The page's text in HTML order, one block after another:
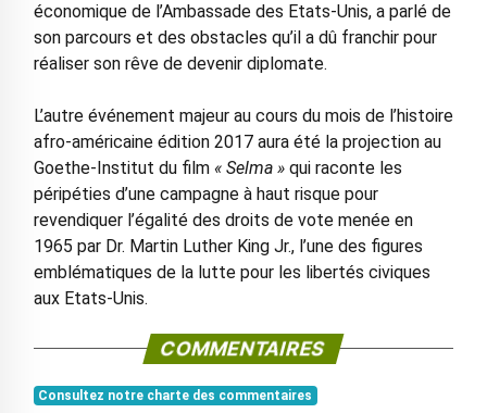
économique de l’Ambassade des Etats-Unis, a parlé de
son parcours et des obstacles qu’il a dû franchir pour
réaliser son rêve de devenir diplomate.
L’autre événement majeur au cours du mois de l’histoire
afro-américaine édition 2017 aura été la projection au
Goethe-Institut du film « Selma »qui raconte les
péripéties d’une campagne à haut risque pour
revendiquer l’égalité des droits de vote menée en
1965 par Dr. Martin Luther King Jr., l’une des figures
emblématiques de la lutte pour les libertés civiques
aux Etats-Unis.
COMMENTAIRES
Consultez notre charte des commentaires